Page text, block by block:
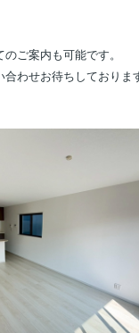
ご案内も可能です。
わせお待ちしておりま